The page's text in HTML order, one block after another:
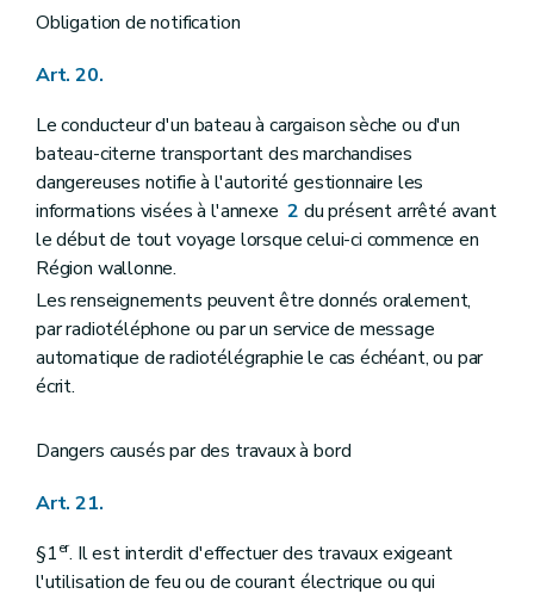
Obligation de notification
Art. 20.
Le conducteur d'un bateau à cargaison sèche ou d'un
bateau-citerne transportant des marchandises
dangereuses notifie à l'autorité gestionnaire les
informations visées à l'annexe2 du présent arrêté avant
le début de tout voyage lorsque celui-ci commence en
Région wallonne.
Les renseignements peuvent être donnés oralement,
par radiotéléphone ou par un service de message
automatique de radiotélégraphie le cas échéant, ou par
écrit.
Dangers causés par des travaux à bord
Art. 21.
§1er. Il est interdit d'effectuer des travaux exigeant
l'utilisation de feu ou de courant électrique ou qui